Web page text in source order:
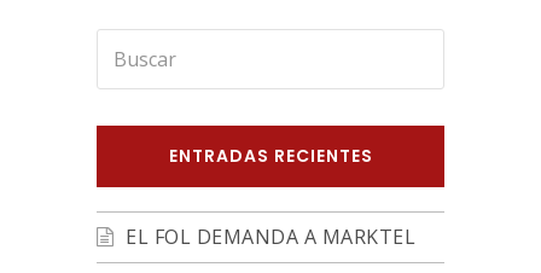
ENTRADAS RECIENTES
EL FOL DEMANDA A MARKTEL